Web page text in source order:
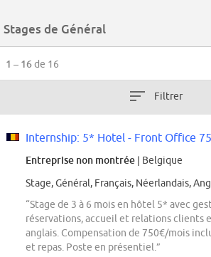
Stages de Général
1 – 16de 16
Filtrer
Entreprise non montrée | Belgique
Stage, Général, Français, Néerlandais,
“Stage de 3 à 6 mois en hôtel 5* avec
réservations, accueil et relations clients
anglais. Compensation de 750€/mois
et repas. Poste en présentiel.”